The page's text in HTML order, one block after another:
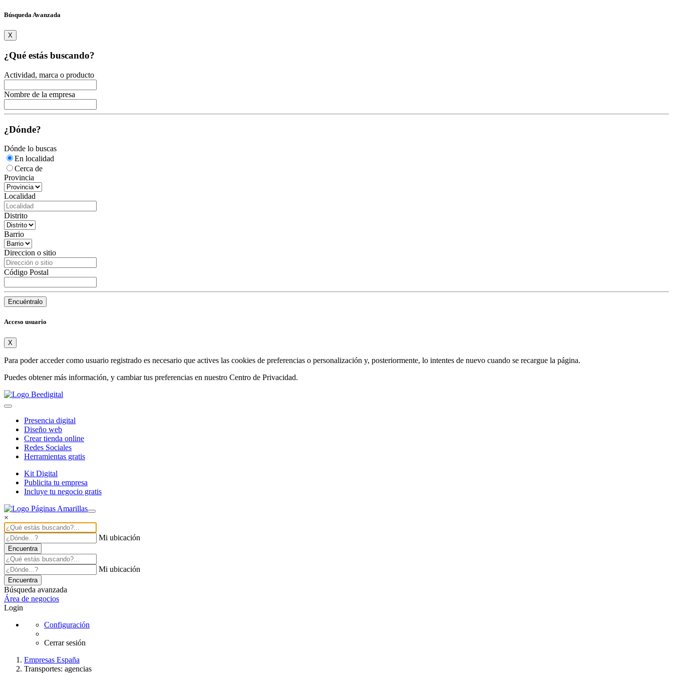
Búsqueda Avanzada
X
¿Qué estás buscando?
Actividad, marca o producto
Nombre de la empresa
¿Dónde?
Dónde lo buscas
En localidad
Cerca de
Provincia
Localidad
Distrito
Barrio
Direccion o sitio
Código Postal
Encuéntralo
Acceso usuario
X
Para poder acceder como usuario registrado es necesario que actives las cookies de preferencias o personalización y, posteriormente, lo intentes de nuevo cuando se recargue la página.
Puedes obtener más información, y cambiar tus preferencias en nuestro Centro de Privacidad.
Presencia digital
Diseño web
Crear tienda online
Redes Sociales
Herramientas gratis
Kit Digital
Publicita tu empresa
Incluye tu negocio gratis
×
Mi ubicación
Encuentra
Mi ubicación
Encuentra
Búsqueda avanzada
Área de negocios
Login
Configuración
Cerrar sesión
Empresas España
Transportes: agencias